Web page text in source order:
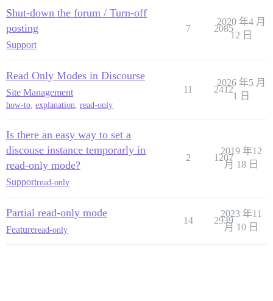
Shut-down the forum / Turn-off
posting
Support
7 2085
2020 年4 月
12 日
Read Only Modes in Discourse
Site Management
how-to, explanation, read-only
11 2412
2026 年5 月
1 日
Is there an easy way to set a
discouse instance temporarly in
read-only mode?
Supportread-only
2 1207
2019 年12
月 18 日
Partial read-only mode
Featureread-only
14 2939
2023 年11
月 10 日